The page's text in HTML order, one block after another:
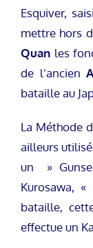
Esquiver,
mettre hors
Quan les
de l’ancien
bataille au
La Méthode
ailleurs
un »
Kurosawa,
bataille,
effectue un